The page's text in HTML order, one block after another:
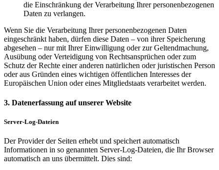
die Einschränkung der Verarbeitung Ihrer personenbezogenen
Daten zu verlangen.
Wenn Sie die Verarbeitung Ihrer personenbezogenen Daten
eingeschränkt haben, dürfen diese Daten – von ihrer Speicherung
abgesehen – nur mit Ihrer Einwilligung oder zur Geltendmachung,
Ausübung oder Verteidigung von Rechtsansprüchen oder zum
Schutz der Rechte einer anderen natürlichen oder juristischen Person
oder aus Gründen eines wichtigen öffentlichen Interesses der
Europäischen Union oder eines Mitgliedstaats verarbeitet werden.
3. Datenerfassung auf unserer Website
Server-Log-Dateien
Der Provider der Seiten erhebt und speichert automatisch
Informationen in so genannten Server-Log-Dateien, die Ihr Browser
automatisch an uns übermittelt. Dies sind: